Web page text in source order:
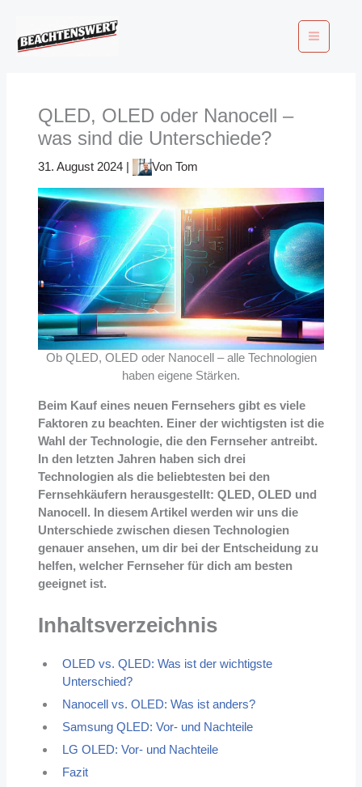
springen
QLED, OLED oder Nanocell –
was sind die Unterschiede?
31. August 2024 | Von Tom
Ob QLED, OLED oder Nanocell – alle Technologien
haben eigene Stärken.
Beim Kauf eines neuen Fernsehers gibt es viele
Faktoren zu beachten. Einer der wichtigsten ist die
Wahl der Technologie, die den Fernseher antreibt.
In den letzten Jahren haben sich drei
Technologien als die beliebtesten bei den
Fernsehkäufern herausgestellt: QLED, OLED und
Nanocell. In diesem Artikel werden wir uns die
Unterschiede zwischen diesen Technologien
genauer ansehen, um dir bei der Entscheidung zu
helfen, welcher Fernseher für dich am besten
geeignet ist.
Inhaltsverzeichnis
OLED vs. QLED: Was ist der wichtigste
Unterschied?
Nanocell vs. OLED: Was ist anders?
Samsung QLED: Vor- und Nachteile
LG OLED: Vor- und Nachteile
Fazit